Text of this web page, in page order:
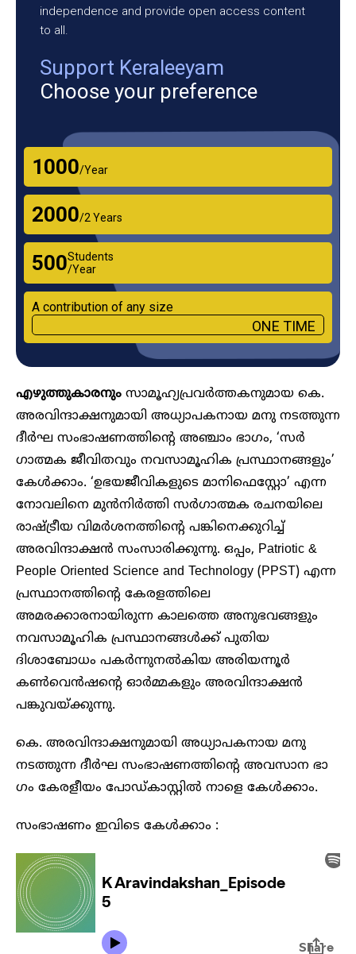
independence and provide open access content
to all.
Support Keraleeyam
Choose your preference
₹1000/Year
₹2000/2 Years
₹500Students
/Year
A contribution of any size
ONE TIME
എഴുത്തുകാരനും സാമൂഹ്യപ്രവർത്തകനുമായ കെ.
അരവിന്ദാക്ഷനുമായി അധ്യാപകനായ മനു നടത്തുന്ന
ദീർഘ സംഭാഷണത്തിന്റെ അഞ്ചാം ഭാ​ഗം, ‘സർ​
ഗാത്മക ജീവിതവും നവസാമൂഹിക പ്രസ്ഥാനങ്ങളും’
കേൾക്കാം. ‘ഉഭയജീവികളുടെ മാനിഫെസ്റ്റോ’ എന്ന
നോവലിനെ മുൻനിർത്തി സർ​ഗാത്മക രചനയിലെ
രാഷ്ട്രീയ വിമർശനത്തിന്റെ പങ്കിനെക്കുറിച്ച്
അരവിന്ദാക്ഷൻ സംസാരിക്കുന്നു. ഒപ്പം, Patriotic &
People Oriented Science and Technology (PPST) എന്ന
പ്രസ്ഥാനത്തിന്റെ കേരളത്തിലെ
അമരക്കാരനായിരുന്ന കാലത്തെ അനുഭവങ്ങളും
നവസാമൂഹിക പ്രസ്ഥാനങ്ങൾക്ക് പുതിയ
ദിശാബോധം പകർന്നുനൽകിയ അരിയന്നൂർ
കൺവെൻഷന്റെ ഓർമ്മകളും അരവിന്ദാക്ഷൻ
പങ്കുവയ്ക്കുന്നു.
കെ. അരവിന്ദാക്ഷനുമായി അധ്യാപകനായ മനു
നടത്തുന്ന ദീർഘ സംഭാഷണത്തിന്റെ അവസാന ഭാ​
ഗം കേരളീയം പോഡ്കാസ്റ്റിൽ നാളെ കേൾക്കാം.
സംഭാഷണം ഇവിടെ കേൾക്കാം :